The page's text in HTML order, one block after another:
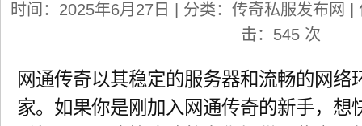
时间：2025年6月27日 | 分类：传奇私服发布网
击： 545 次
网通传奇以其稳定的服务器和流畅的网络
家。如果你是刚加入网通传奇的新手，想